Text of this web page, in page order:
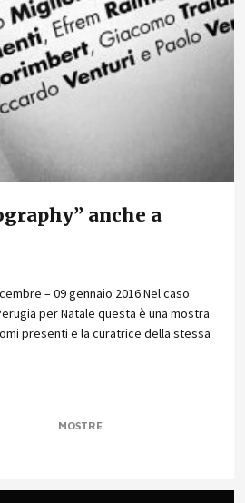
anche a
– 09 gennaio 2016 Nel caso
per Natale questa è una mostra
presenti e la curatrice della stessa
MOSTRE